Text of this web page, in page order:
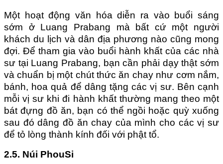
Một hoạt động văn hóa diễn ra vào buổi sáng
sớm ở Luang Prabang mà bất cứ một người
khách du lịch và dân địa phương nào cũng mong
đợi. Để tham gia vào buổi hành khất của các nhà
sư tại Luang Prabang, bạn cần phải dạy thật sớm
và chuẩn bị một chút thức ăn chay như cơm nắm,
bánh, hoa quả để dâng tặng các vị sư. Bên cạnh
mỗi vị sư khi đi hành khất thường mang theo một
bát đựng đồ ăn, bạn có thể ngồi hoặc quỳ xuống
sau đó dâng đồ ăn chay của mình cho các vị sư
để tỏ lòng thành kính đối với phật tổ.
2.5. Núi PhouSi